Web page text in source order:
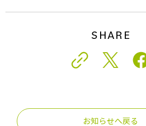
SHARE
お知らせへ戻る